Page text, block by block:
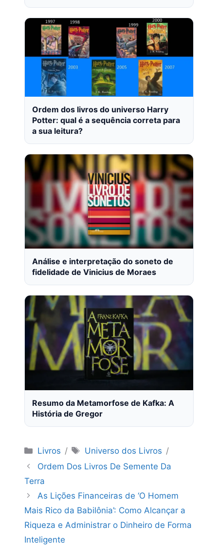
Ordem dos livros do universo Harry
Potter: qual é a sequência correta para
a sua leitura?
Análise e interpretação do soneto de
fidelidade de Vinicius de Moraes
Resumo da Metamorfose de Kafka: A
História de Gregor
Categorias
Livros Tags
Universo dos Livros
Ordem Dos Livros De Semente Da
Terra
As Lições Financeiras de ‘O Homem
Mais Rico da Babilônia’: Como Alcançar a
Riqueza e Administrar o Dinheiro de Forma
Inteligente